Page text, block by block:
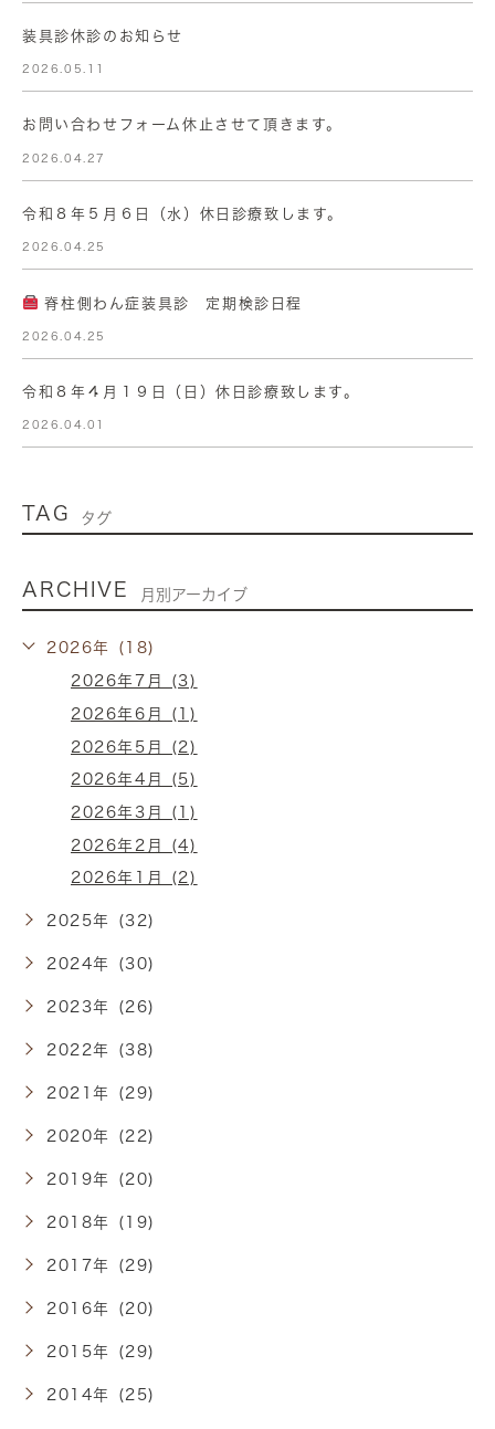
装具診休診のお知らせ
2026.05.11
お問い合わせフォーム休止させて頂きます。
2026.04.27
令和８年５月６日（水）休日診療致します。
2026.04.25
脊柱側わん症装具診 定期検診日程
2026.04.25
令和８年４月１９日（日）休日診療致します。
2026.04.01
TAG タグ
ARCHIVE 月別アーカイブ
2026年 (18)
2026年7月 (3)
2026年6月 (1)
2026年5月 (2)
2026年4月 (5)
2026年3月 (1)
2026年2月 (4)
2026年1月 (2)
2025年 (32)
2024年 (30)
2023年 (26)
2022年 (38)
2021年 (29)
2020年 (22)
2019年 (20)
2018年 (19)
2017年 (29)
2016年 (20)
2015年 (29)
2014年 (25)